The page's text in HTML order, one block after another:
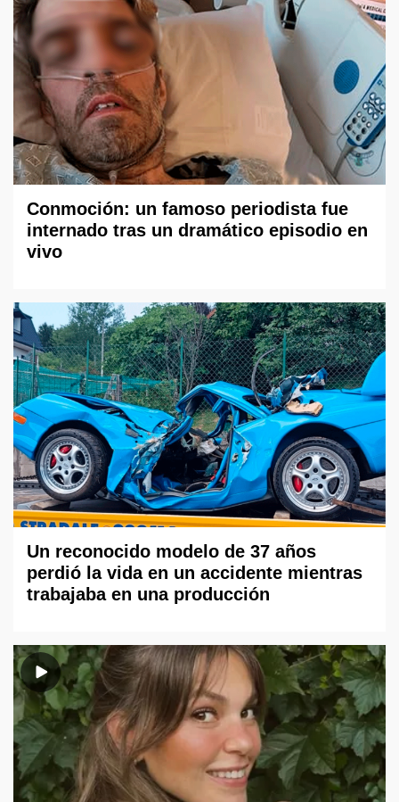
Conmoción: un famoso periodista fue
internado tras un dramático episodio en
vivo
Un reconocido modelo de 37 años
perdió la vida en un accidente mientras
trabajaba en una producción